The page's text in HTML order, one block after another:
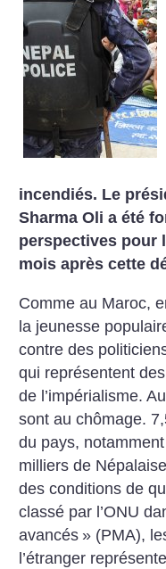
incendiés. Le
Sharma Oli a été
perspectives pour
mois après cette
Comme au Maroc,
la jeunesse
contre des
qui représentent
de l’impérialisme.
sont au chômage.
du pays,
milliers de
des conditions de
classé par l’ONU
avancés » (PMA),
l’étranger